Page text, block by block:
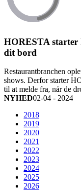
HORESTA starter
dit bord
Restaurantbranchen
shows. Derfor starter
til at melde fra, når de
NYHED02-04 - 2024
2018
2019
2020
2021
2022
2023
2024
2025
2026